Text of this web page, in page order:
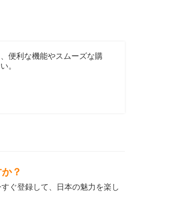
便利な機能やスムーズな購
。
？
ぐ登録して、日本の魅力を楽し